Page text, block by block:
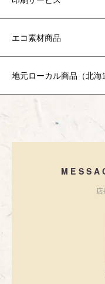
エコ素材商品
地元ローカル商品（北海